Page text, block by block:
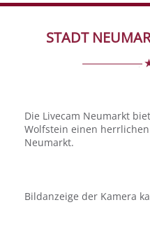
STADT
Die Livecam Neumarkt
Wolfstein einen
Neumarkt.
Bildanzeige der Kamera